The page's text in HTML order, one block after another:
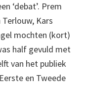
‘debat’. Prem
Kars
mochten (kort)
half gevuld met
van het publiek
en Tweede